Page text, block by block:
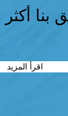
اقرأ المزيد